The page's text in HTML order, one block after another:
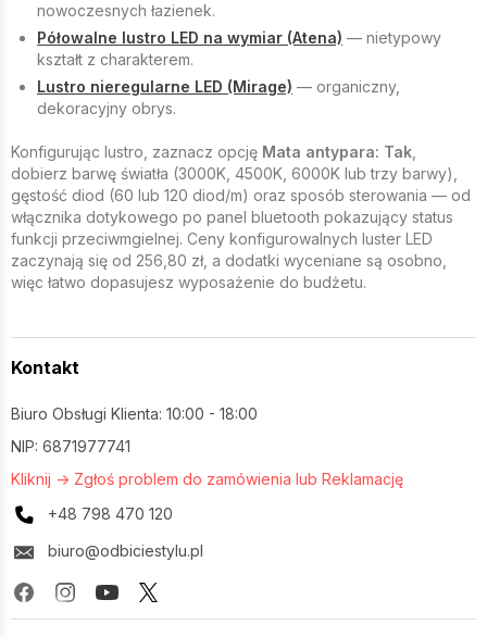
nowoczesnych łazienek.
Półowalne lustro LED na wymiar (Atena) — nietypowy
kształt z charakterem.
Lustro nieregularne LED (Mirage) — organiczny,
dekoracyjny obrys.
Konfigurując lustro, zaznacz opcję Mata antypara: Tak
dobierz barwę światła (3000K, 4500K, 6000K lub trzy barwy),
gęstość diod (60 lub 120 diod/m) oraz sposób sterowania — od
włącznika dotykowego po panel bluetooth pokazujący status
funkcji przeciwmgielnej. Ceny konfigurowalnych luster LED
zaczynają się od 256,80 zł, a dodatki wyceniane są osobno,
więc łatwo dopasujesz wyposażenie do budżetu.
Kontakt
Biuro Obsługi Klienta: 10:00 - 18:00
NIP: 6871977741
Kliknij -> Zgłoś problem do zamówienia lub Reklamację
+48 798 470 120
biuro@odbiciestylu.pl